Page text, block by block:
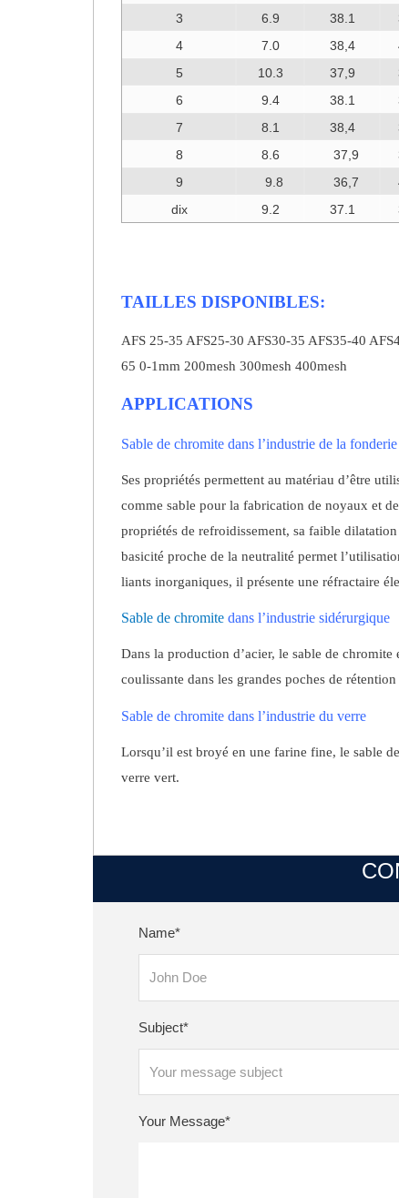
3
6.9 38.1
4
7.0 38,4
5
10.3 37,9
6
9.4 38.1
7
8.1 38,4
8
8.6 37,9
9
9.8 36,7
dix
9.2 37.1
TAILLES DISPONIBLES:
AFS 25-35 AFS25-30 AFS30-35 AFS35-40
65 0-1mm 200mesh 300mesh 400mesh
APPLICATIONS
Sable de chromite dans l’industrie de la fonderie
Ses propriétés permettent au matériau d’être
comme sable pour la fabrication de noyaux et
propriétés de refroidissement, sa faible
basicité proche de la neutralité permet
liants inorganiques, il présente une réfractaire
Sable de chromite dans l’industrie sidérurgique
Dans la production d’acier, le sable de
coulissante dans les grandes poches de rétention
Sable de chromite dans l’industrie du verre
Lorsqu’il est broyé en une farine fine, le sable
verre vert.
Name*
Subject*
Your Message*